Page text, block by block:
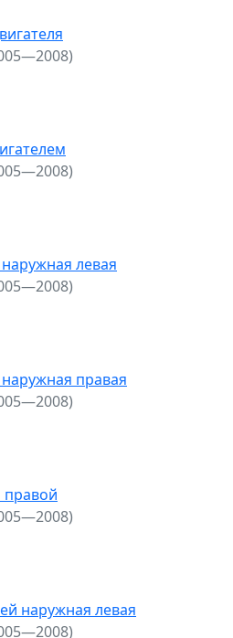
левая
правая
правой
наружная левая